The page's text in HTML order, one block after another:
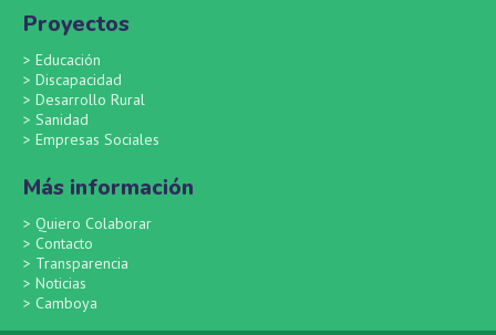
Proyectos
> Educación
> Discapacidad
> Desarrollo Rural
> Sanidad
> Empresas Sociales
Más información
> Quiero Colaborar
> Contacto
> Transparencia
> Noticias
> Camboya